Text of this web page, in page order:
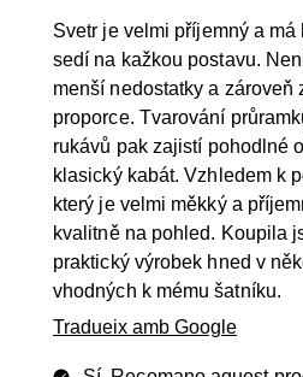
Svetr je velmi příjemný a má
sedí na kažkou postavu.
menší nedostatky a zároveň
proporce. Tvarování
rukávů pak zajistí pohodlné
klasický kabát. Vzhledem k
který je velmi měkký a
kvalitně na pohled. Koupila
praktický výrobek hned v
vhodných k mému šatníku.
Tradueix amb Google